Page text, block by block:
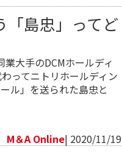
「島忠」ってど
大手のDCMホールディ
ってニトリホールディン
ル」を送られた島忠と
M＆A Online| 2020/11/19